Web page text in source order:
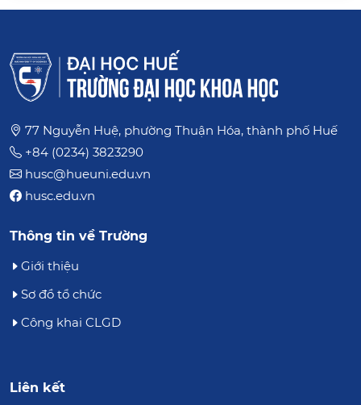
77 Nguyễn Huệ, phường Thuận Hóa, thành phố Huế
+84 (0234) 3823290
husc@hueuni.edu.vn
husc.edu.vn
Thông tin về Trường
Giới thiệu
Sơ đồ tổ chức
Công khai CLGD
Liên kết